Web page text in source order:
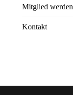
Mitglied werden
Kontakt